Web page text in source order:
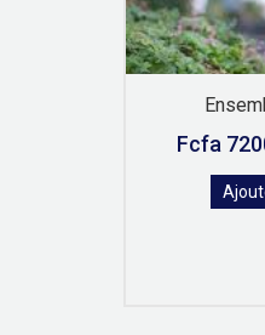
Fcfa